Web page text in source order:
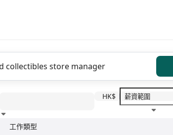
工作類型
HK$